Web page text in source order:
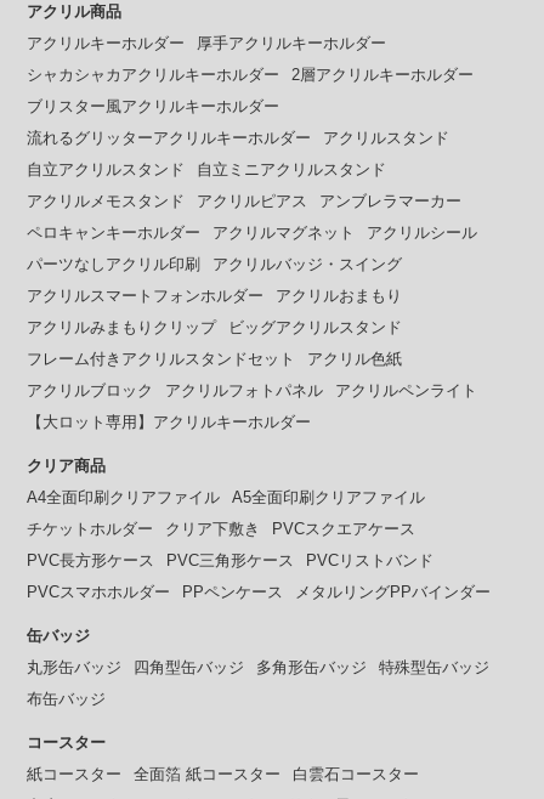
アクリル商品
アクリルキーホルダー
厚手アクリルキーホルダー
シャカシャカアクリルキーホルダー
2層アクリルキーホルダー
ブリスター風アクリルキーホルダー
流れるグリッターアクリルキーホルダー
アクリルスタンド
自立アクリルスタンド
自立ミニアクリルスタンド
アクリルメモスタンド
アクリルピアス
アンブレラマーカー
ペロキャンキーホルダー
アクリルマグネット
アクリルシール
パーツなしアクリル印刷
アクリルバッジ・スイング
アクリルスマートフォンホルダー
アクリルおまもり
アクリルみまもりクリップ
ビッグアクリルスタンド
フレーム付きアクリルスタンドセット
アクリル色紙
アクリルブロック
アクリルフォトパネル
アクリルペンライト
【大ロット専用】アクリルキーホルダー
クリア商品
A4全面印刷クリアファイル
A5全面印刷クリアファイル
チケットホルダー
クリア下敷き
PVCスクエアケース
PVC長方形ケース
PVC三角形ケース
PVCリストバンド
PVCスマホホルダー
PPペンケース メタルリングPPバインダー
缶バッジ
丸形缶バッジ
四角型缶バッジ 多角形缶バッジ
特殊型缶バッジ
布缶バッジ
コースター
紙コースター
全面箔 紙コースター
白雲石コースター